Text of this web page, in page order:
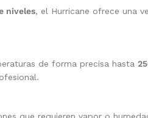
niveles, el Hurricane ofrece una
de forma precisa hasta